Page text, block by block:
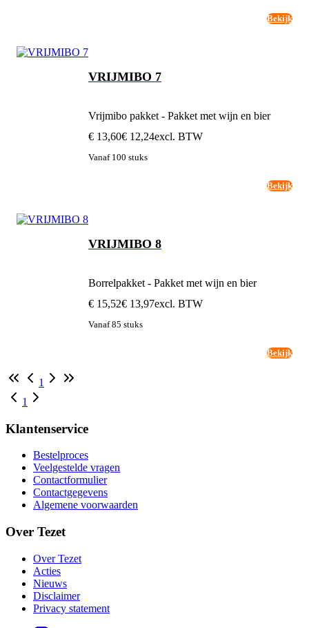
Bekijk
VRIJMIBO 7
Vrijmibo pakket - Pakket met wijn en bier
€ 13,60€ 12,24excl. BTW
Vanaf 100 stuks
Bekijk
VRIJMIBO 8
Borrelpakket - Pakket met wijn en bier
€ 15,52€ 13,97excl. BTW
Vanaf 85 stuks
Bekijk
1
1
Klantenservice
Bestelproces
Veelgestelde vragen
Contactformulier
Contactgegevens
Algemene voorwaarden
Over Tezet
Over Tezet
Acties
Nieuws
Disclaimer
Privacy statement